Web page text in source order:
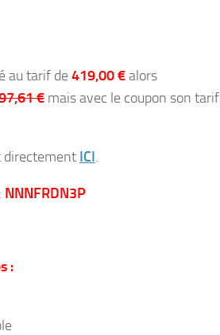
au tarif de419,00 €alors
€ mais avec le coupon son tarif
directement ICI.
NNNFRDN3P
: